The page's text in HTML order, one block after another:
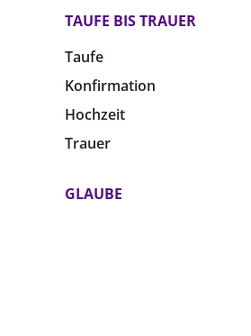
TAUFE BIS TRAUER
Taufe
Konfirmation
Hochzeit
Trauer
GLAUBE